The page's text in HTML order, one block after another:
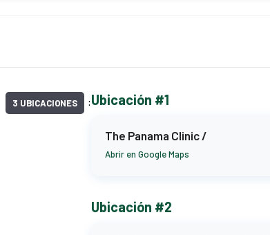
3 UBICACIONES Ubicación #1
The Panama Clinic /
Abrir en Google Maps
Ubicación #2